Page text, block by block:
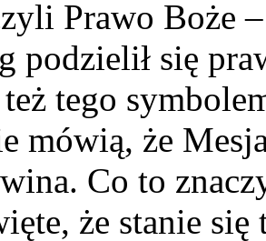
Prawo Boże
podzielił się
tego
mówią, że
Co to
że stanie się